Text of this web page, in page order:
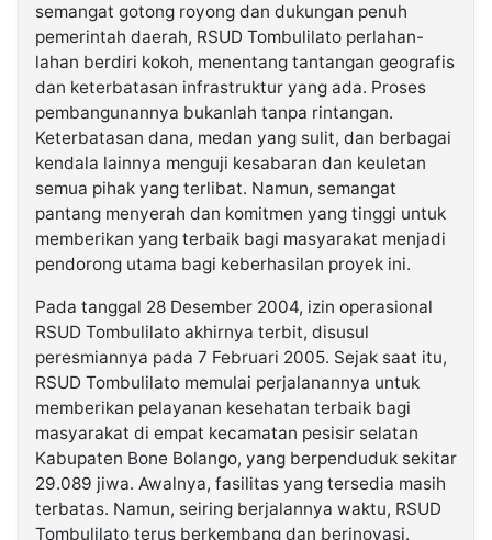
semangat gotong royong dan dukungan penuh
pemerintah daerah, RSUD Tombulilato perlahan-
lahan berdiri kokoh, menentang tantangan geografis
dan keterbatasan infrastruktur yang ada. Proses
pembangunannya bukanlah tanpa rintangan.
Keterbatasan dana, medan yang sulit, dan berbagai
kendala lainnya menguji kesabaran dan keuletan
semua pihak yang terlibat. Namun, semangat
pantang menyerah dan komitmen yang tinggi untuk
memberikan yang terbaik bagi masyarakat menjadi
pendorong utama bagi keberhasilan proyek ini.
Pada tanggal 28 Desember 2004, izin operasional
RSUD Tombulilato akhirnya terbit, disusul
peresmiannya pada 7 Februari 2005. Sejak saat itu,
RSUD Tombulilato memulai perjalanannya untuk
memberikan pelayanan kesehatan terbaik bagi
masyarakat di empat kecamatan pesisir selatan
Kabupaten Bone Bolango, yang berpenduduk sekitar
29.089 jiwa. Awalnya, fasilitas yang tersedia masih
terbatas. Namun, seiring berjalannya waktu, RSUD
Tombulilato terus berkembang dan berinovasi.